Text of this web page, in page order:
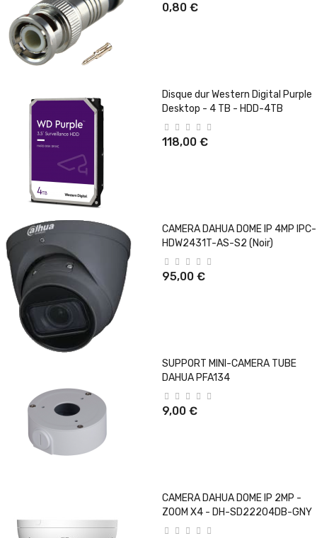
0,80 €
Disque dur Western Digital Purple
Desktop - 4 TB - HDD-4TB
118,00 €
CAMERA DAHUA DOME IP 4MP IPC-
HDW2431T-AS-S2 (Noir)
95,00 €
SUPPORT MINI-CAMERA TUBE
DAHUA PFA134
9,00 €
CAMERA DAHUA DOME IP 2MP -
ZOOM X4 - DH-SD22204DB-GNY